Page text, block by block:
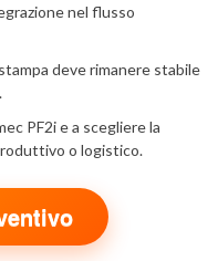
nel flusso
deve rimanere stabile
PF2i e a scegliere la
o logistico.